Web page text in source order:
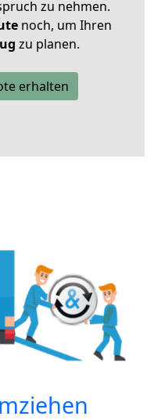
zu nehmen.
noch, um Ihren
zu planen.
erhalten